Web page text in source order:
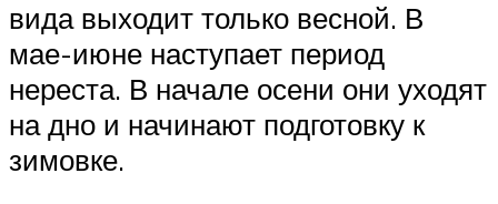
вида выходит только весной. В
мае-июне наступает период
нереста. В начале осени они уходят
на дно и начинают подготовку к
зимовке.